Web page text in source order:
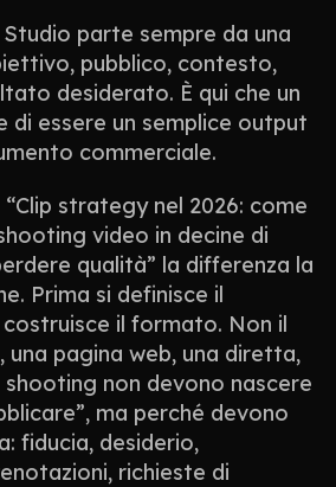
parte sempre da una
pubblico, contesto,
desiderato. È qui che un
essere un semplice output
commerciale.
strategy nel 2026: come
video in decine di
qualità” la differenza la
Prima si definisce il
il formato. Non il
una pagina web, una diretta,
non devono nascere
ma perché devono
fiducia, desiderio,
richieste di